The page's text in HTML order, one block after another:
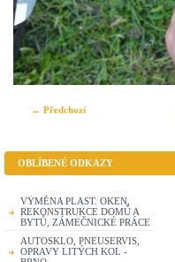
← Předchozí
OBLÍBENÉ ODKAZY
VÝMĚNA PLAST. OKEN,
REKONSTRUKCE DOMŮ A
BYTŮ, ZÁMEČNICKÉ PRÁCE
AUTOSKLO, PNEUSERVIS,
OPRAVY LITÝCH KOL -